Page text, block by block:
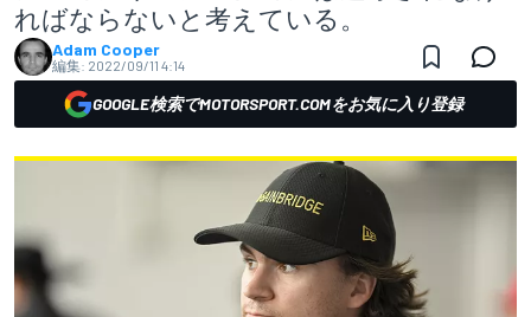
ればならないと考えている。
Adam Cooper
編集: 2022/09/11 4:14
GOOGLE検索でMOTORSPORT.COMをお気に入り登録